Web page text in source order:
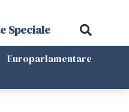
Speciale
Europarlamentare